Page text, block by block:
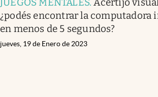
JUEGOS MENTALES.Acertijo
¿podés encontrar la computadora
en menos de 5 segundos?
jueves, 19 de Enero de 2023